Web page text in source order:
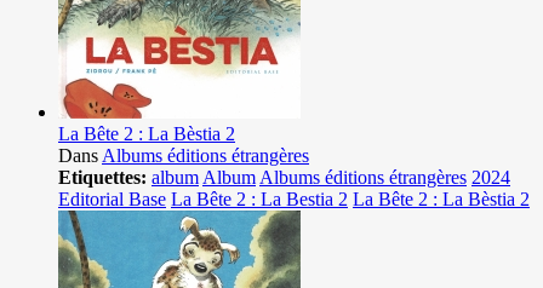
La Bête 2 : La Bèstia 2
Dans Albums éditions étrangères
Etiquettes: album Album Albums éditions étrangères 2024
Editorial Base La Bête 2 : La Bestia 2 La Bête 2 : La Bèstia 2